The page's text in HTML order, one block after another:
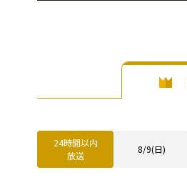
24時間以内
放送
8/9(日)